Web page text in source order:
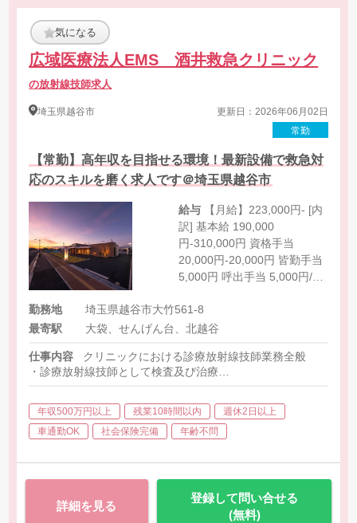
気になる
広域医療法人EMS 酒井救急クリニック
の放射線技師求人
埼玉県越谷市
更新日：2026年06月02日
常勤
【常勤】高年収を目指せる環境！最新設備で救急対
応のスキルを磨く求人です＠埼玉県越谷市
給与
訳] 基本給 190,000
円-310,000円 資格手当
20,000円-20,000円 皆勤手当
5,000円 呼出手当 5,000円/回
当 会社規定により支給
勤務地
埼玉県越谷市大竹561-8
最寄駅
大袋、せんげん台、北越谷
仕事内容
クリニックにおける診療放射線技師業務全般
・診療放射線技師として検査及び治療
・MRI、CT（Fujifilm）
年収500万円以上 残業10時間以内
週休2日以上
車通勤OK
社会保険完備 年齢不問
詳細を見る
登録して問い合せる
(無料)